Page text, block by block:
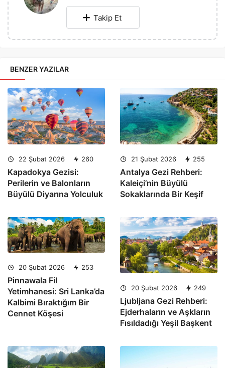
Takip Et
BENZER YAZILAR
22 Şubat 2026 260
Kapadokya Gezisi:
Perilerin ve Balonların
Büyülü Diyarına Yolculuk
21 Şubat 2026 255
Antalya Gezi Rehberi:
Kaleiçi’nin Büyülü
Sokaklarında Bir Keşif
20 Şubat 2026 253
Pinnawala Fil
Yetimhanesi: Sri Lanka’da
Kalbimi Bıraktığım Bir
Cennet Köşesi
20 Şubat 2026 249
Ljubljana Gezi Rehberi:
Ejderhaların ve Aşkların
Fısıldadığı Yeşil Başkent